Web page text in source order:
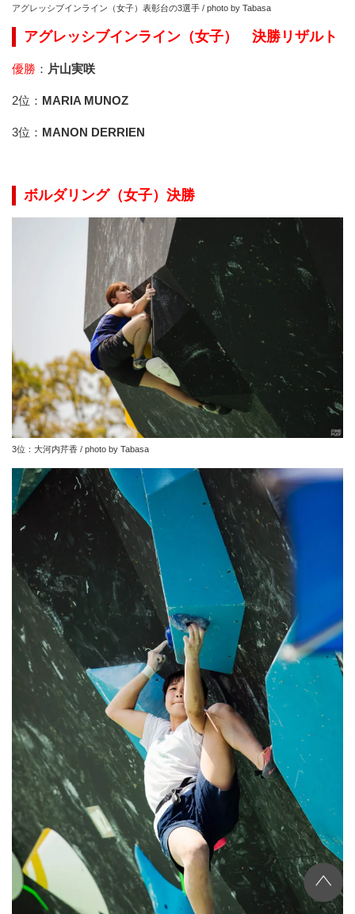
アグレッシブインライン（女子）表彰台の3選手 / photo by Tabasa
アグレッシブインライン（女子） 決勝リザルト
優勝 ： 片山実咲
2位： MARIA MUNOZ
3位： MANON DERRIEN
ボルダリング（女子）決勝
3位：大河内芹香 / photo by Tabasa